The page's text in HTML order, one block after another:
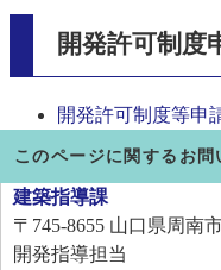
開発許可制度
開発許可制度等申
このページに関するお問
建築指導課
〒745-8655 山口県周南
開発指導担当